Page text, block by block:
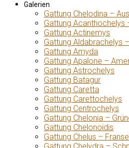
Galerien
Gattung Chelodina –
Gattung Acanthochelys
Gattung Actinemys
Gattung Aldabrachelys
Gattung Amyda
Gattung Apalone –
Gattung Astrochelys
Gattung Batagur
Gattung Caretta
Gattung Carettochelys
Gattung Centrochelys
Gattung Chelonia –
Gattung Chelonoidis
Gattung Chelus –